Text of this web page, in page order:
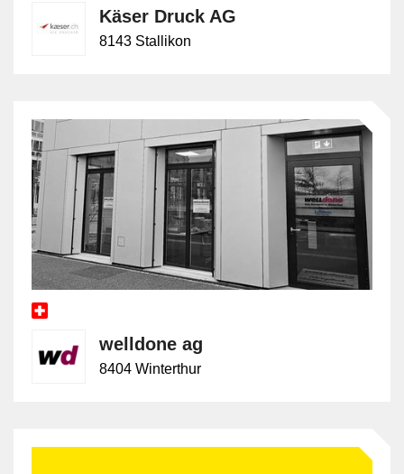
Käser Druck AG
8143 Stallikon
welldone ag
8404 Winterthur